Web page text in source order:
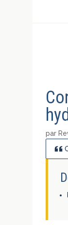
par